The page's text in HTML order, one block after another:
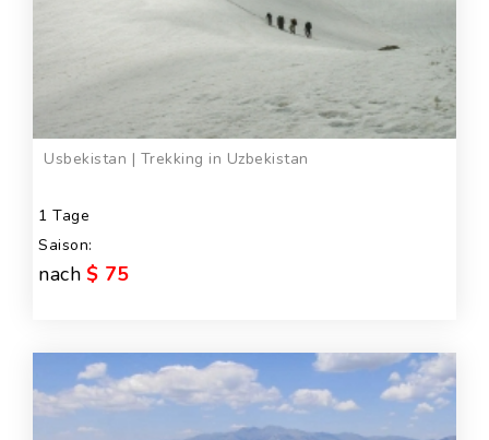
Usbekistan | Trekking in Uzbekistan
1 Tage
Saison:
nach $ 75